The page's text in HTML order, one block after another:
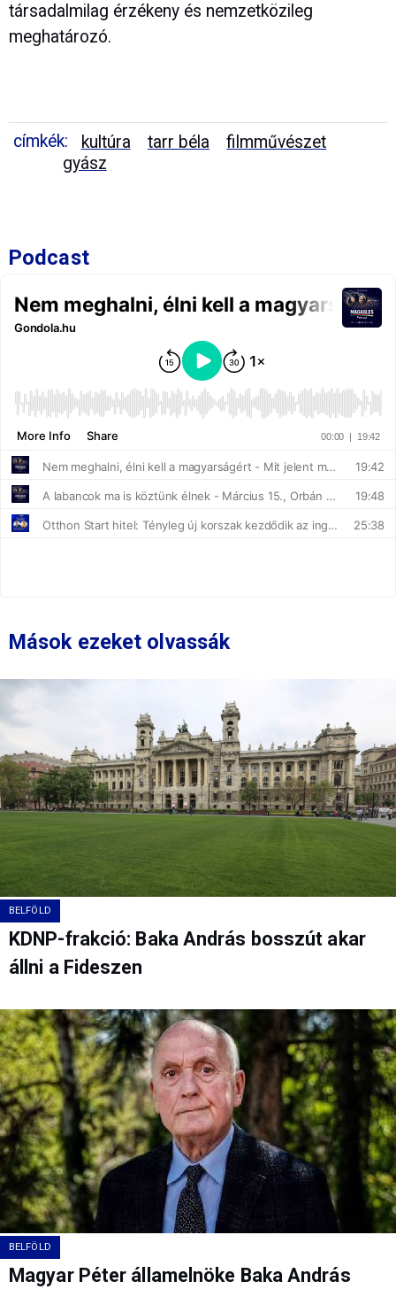
társadalmilag érzékeny és nemzetközileg
meghatározó.
címkék: kultúra tarr béla
filmművészet
gyász
Podcast
Mások ezeket olvassák
BELFÖLD
KDNP-frakció: Baka András bosszút akar
állni a Fideszen
BELFÖLD
Magyar Péter államelnöke Baka András